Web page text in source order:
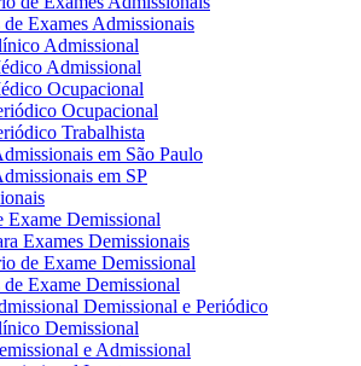
de Exames Admissionais
Admissional
Admissional
Ocupacional
Ocupacional
Trabalhista
em São Paulo
em SP
Exame Demissional
Exames Demissionais
de Exame Demissional
de Exame Demissional
Demissional e Periódico
Demissional
e Admissional